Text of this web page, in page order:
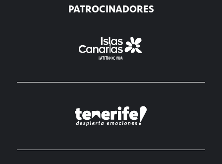
PATROCINADORES